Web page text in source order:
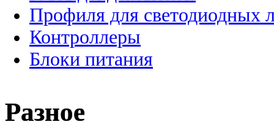
Профиля для светодиодных
Контроллеры
Блоки питания
Разное